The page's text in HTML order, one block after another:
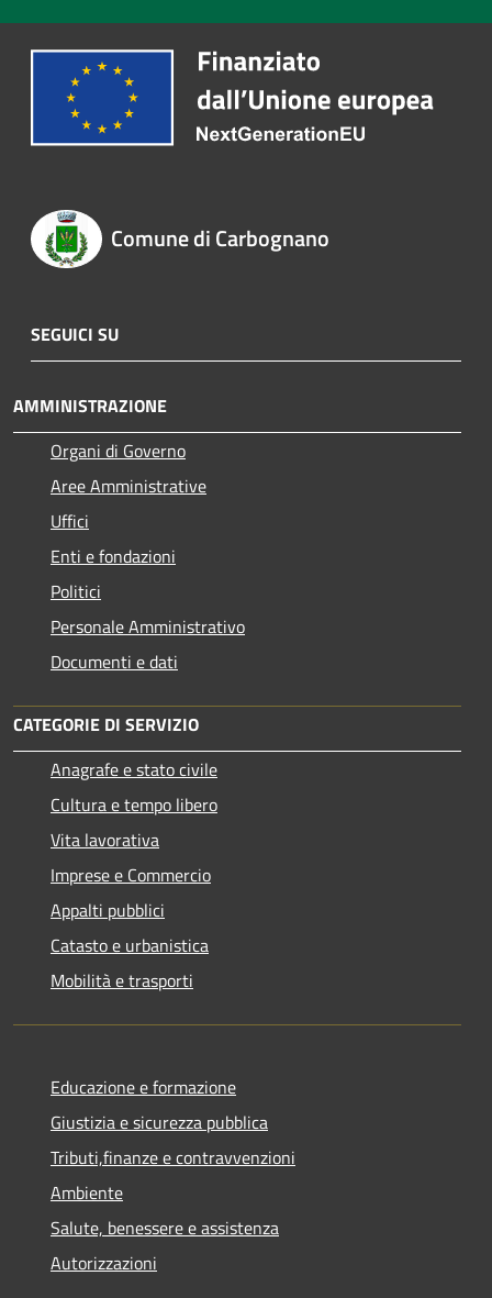
Comune di Carbognano
SEGUICI SU
AMMINISTRAZIONE
Organi di Governo
Aree Amministrative
Uffici
Enti e fondazioni
Politici
Personale Amministrativo
Documenti e dati
CATEGORIE DI SERVIZIO
Anagrafe e stato civile
Cultura e tempo libero
Vita lavorativa
Imprese e Commercio
Appalti pubblici
Catasto e urbanistica
Mobilità e trasporti
Educazione e formazione
Giustizia e sicurezza pubblica
Tributi,finanze e contravvenzioni
Ambiente
Salute, benessere e assistenza
Autorizzazioni